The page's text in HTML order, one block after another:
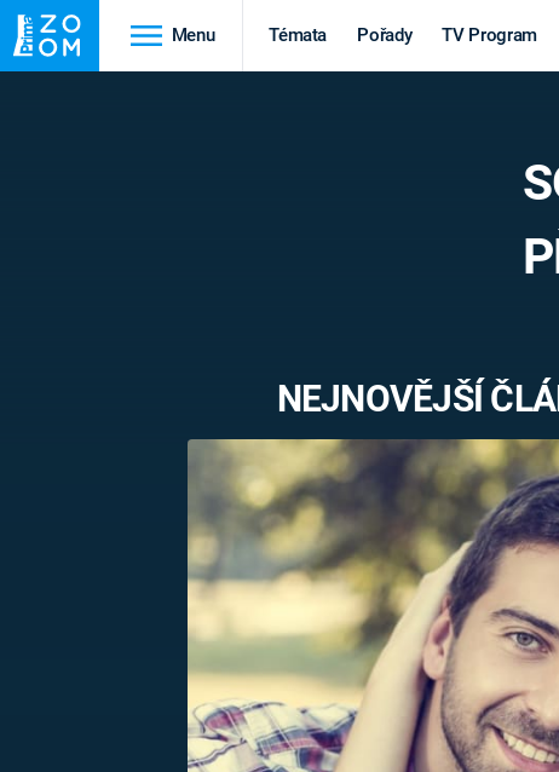
Menu Témata Pořady TV Program
světová válka
PRVNÍ SVĚTOVÁ
Výročí
MARIE TEREZIE
NAPOLEON
BONAPARTE
BRITSKÁ
KRÁLOVSKÁ
RODINA
NEJNOVĚJŠÍ